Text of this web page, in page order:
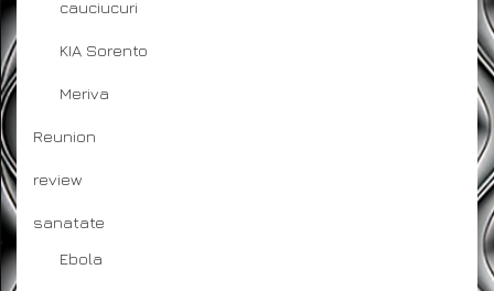
cauciucuri
KIA Sorento
Meriva
Reunion
review
sanatate
Ebola